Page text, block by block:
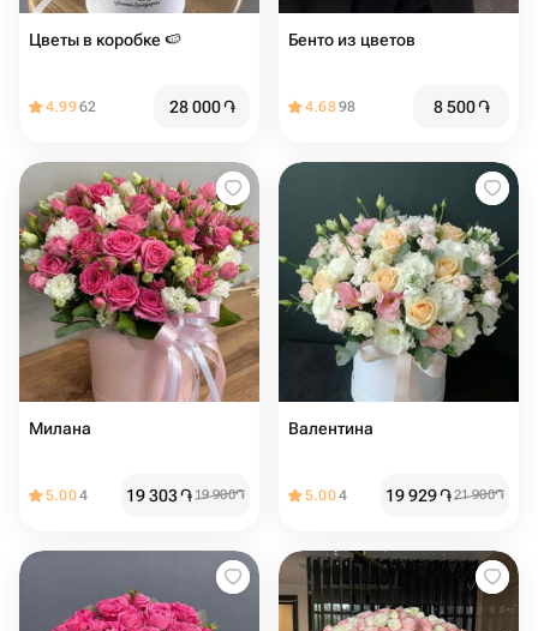
Цветы в коробке 🍉
4.9962 28 000֏
Бенто из цветов
4.6898 8 500֏
Милана
5.004 19 303֏19 900֏
Валентина
5.004 19 929֏21 900֏